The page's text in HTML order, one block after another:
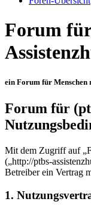
Forum
ein Forum für Menschen
Forum für
Mit dem Zugriff auf
(„http://ptbs-
Betreiber ein Vertrag
1.